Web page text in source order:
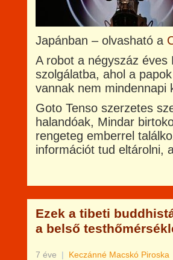
Japánban – olvasható a
A robot a négyszáz éves
szolgálatba, ahol a
vannak nem mindennapi
Goto Tenso szerzetes
halandóak, Mindar
rengeteg emberrel
információt tud eltárolni,
Ezek a tibeti
a belső
7 éve | Keczánné Macskó Piroska